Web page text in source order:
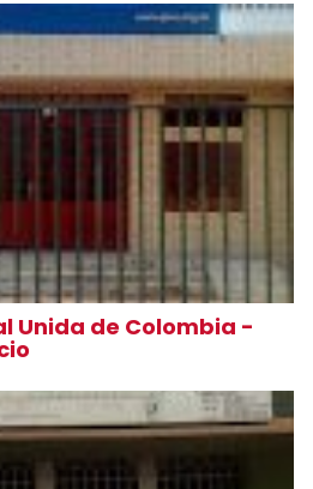
Unida de Colombia -